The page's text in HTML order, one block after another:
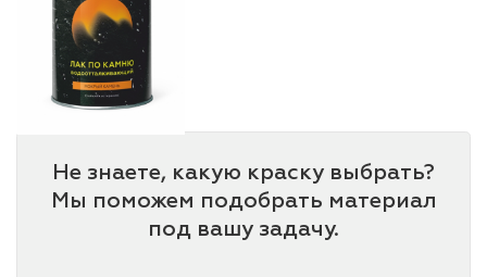
Не знаете, какую краску выбрать?
Мы поможем подобрать материал
под вашу задачу.